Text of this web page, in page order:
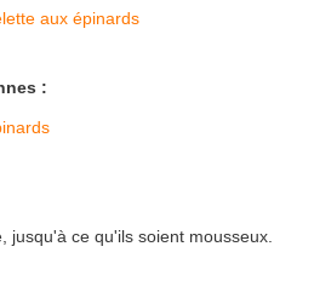
:
ce qu'ils soient mousseux.